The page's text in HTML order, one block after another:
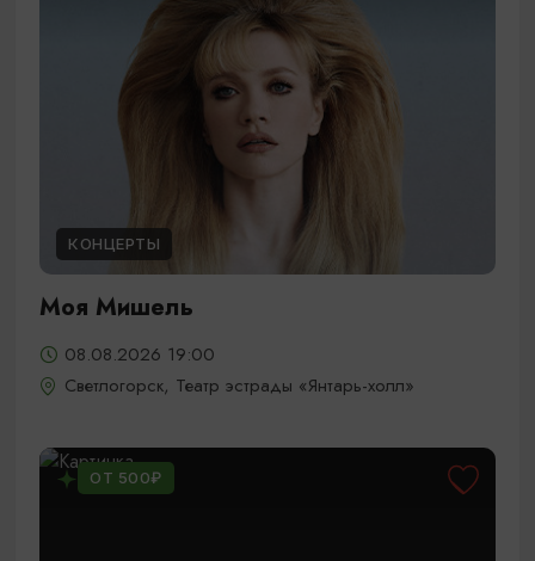
КОНЦЕРТЫ
Моя Мишель
08.08.2026 19:00
Светлогорск, Театр эстрады «Янтарь-холл»
ОТ 500₽